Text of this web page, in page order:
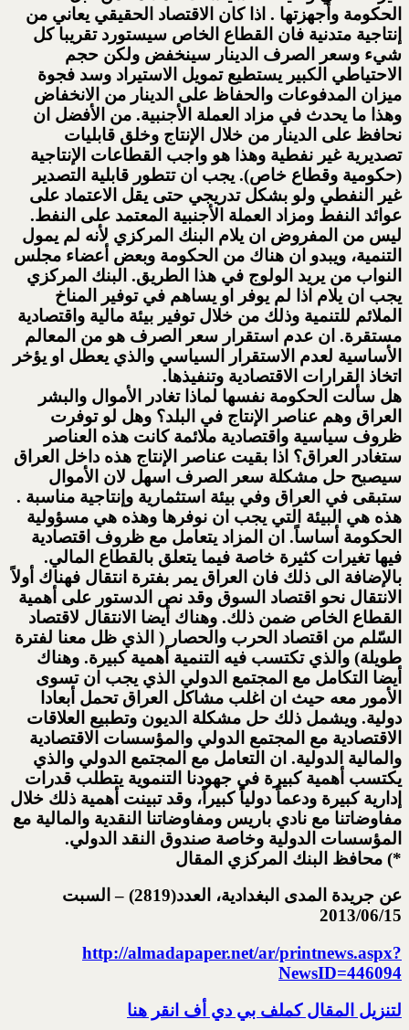
الحكومة وأجهزتها . اذا كان الاقتصاد الحقيقي يعاني من
إنتاجية متدنية فان القطاع الخاص سيستورد تقريبا كل
شيء وسعر الصرف الدينار سينخفض ولكن حجم
الاحتياطي الكبير يستطيع تمويل الاستيراد وسد فجوة
ميزان المدفوعات والحفاظ على الدينار من الانخفاض
وهذا ما يحدث في مزاد العملة الأجنبية. من الأفضل ان
نحافظ على الدينار من خلال الإنتاج وخلق قابليات
تصديرية غير نفطية وهذا هو واجب القطاعات الإنتاجية
(حكومية وقطاع خاص). يجب ان تتطور قابلية التصدير
غير النفطي ولو بشكل تدريجي حتى يقل الاعتماد على
عوائد النفط ومزاد العملة الأجنبية المعتمد على النفط.
ليس من المفروض ان يلام البنك المركزي لأنه لم يمول
التنمية، ويبدو ان هناك من الحكومة وبعض أعضاء مجلس
النواب من يريد الولوج في هذا الطريق. البنك المركزي
يجب ان يلام اذا لم يوفر او يساهم في توفير المناخ
الملائم للتنمية وذلك من خلال توفير بيئة مالية واقتصادية
مستقرة. ان عدم استقرار سعر الصرف هو من المعالم
الأساسية لعدم الاستقرار السياسي والذي يعطل او يؤخر
اتخاذ القرارات الاقتصادية وتنفيذها.
هل سألت الحكومة نفسها لماذا تغادر الأموال والبشر
العراق وهم عناصر الإنتاج في البلد؟ وهل لو توفرت
ظروف سياسية واقتصادية ملائمة كانت هذه العناصر
ستغادر العراق؟ اذا بقيت عناصر الإنتاج هذه داخل العراق
سيصبح حل مشكلة سعر الصرف اسهل لان الأموال
ستبقى في العراق وفي بيئة استثمارية وإنتاجية مناسبة .
هذه هي البيئة التي يجب ان نوفرها وهذه هي مسؤولية
الحكومة أساساً. ان المزاد يتعامل مع ظروف اقتصادية
فيها تغيرات كثيرة خاصة فيما يتعلق بالقطاع المالي.
بالإضافة الى ذلك فان العراق يمر بفترة انتقال فهناك أولاً
الانتقال نحو اقتصاد السوق وقد نص الدستور على أهمية
القطاع الخاص ضمن ذلك. وهناك أيضا الانتقال لاقتصاد
السّلم من اقتصاد الحرب والحصار ( الذي ظل معنا لفترة
طويلة) والذي تكتسب فيه التنمية أهمية كبيرة. وهناك
أيضا التكامل مع المجتمع الدولي الذي يجب ان تسوى
الأمور معه حيث ان اغلب مشاكل العراق تحمل أبعادا
دولية. ويشمل ذلك حل مشكلة الديون وتطبيع العلاقات
الاقتصادية مع المجتمع الدولي والمؤسسات الاقتصادية
والمالية الدولية. ان التعامل مع المجتمع الدولي والذي
يكتسب أهمية كبيرة في جهودنا التنموية يتطلب قدرات
إدارية كبيرة ودعماً دولياً كبيراً، وقد تبينت أهمية ذلك خلال
مفاوضاتنا مع نادي باريس ومفاوضاتنا النقدية والمالية مع
المؤسسات الدولية وخاصة صندوق النقد الدولي.
*) محافظ البنك المركزي المقال
عن جريدة المدى البغدادية، العدد(2819) – السبت
2013/06/15
http://almadapaper.net/ar/printnews.aspx?
NewsID=446094
لتنزيل المقال كملف بي دي أف انقر هنا